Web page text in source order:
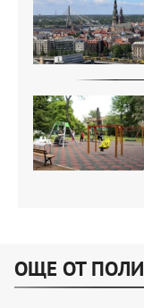
ОЩЕ ОТ